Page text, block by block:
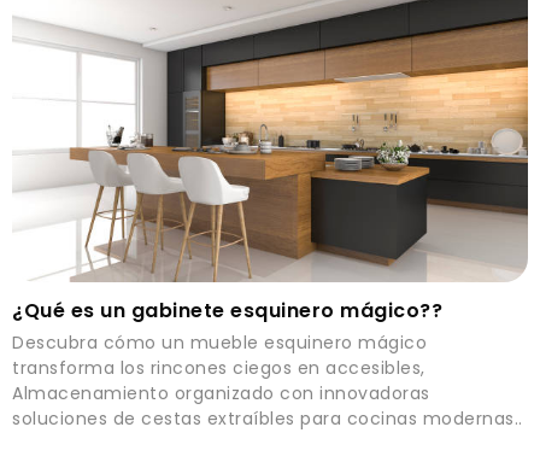
¿Qué es un gabinete esquinero mágico??
Descubra cómo un mueble esquinero mágico
transforma los rincones ciegos en accesibles,
Almacenamiento organizado con innovadoras
soluciones de cestas extraíbles para cocinas modernas..